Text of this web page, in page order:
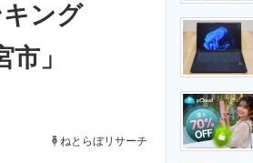
・事例 製造業のIT導入・活用を支援
エネルギーの専門メディア
キング
」
ねとらぼリサーチ